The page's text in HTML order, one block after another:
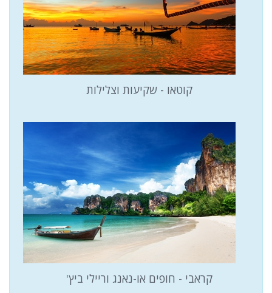
קוטאו - שקיעות וצלילות
קראבי - חופים או-נאנג וריילי ביץ'